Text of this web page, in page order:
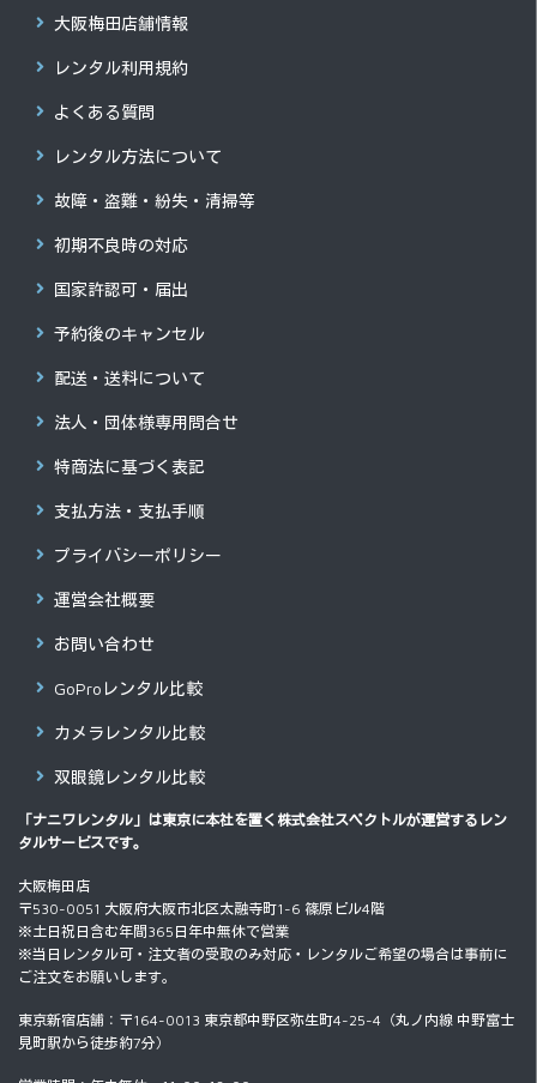
大阪梅田店舗情報
レンタル利用規約
よくある質問
レンタル方法について
故障・盗難・紛失・清掃等
初期不良時の対応
国家許認可・届出
予約後のキャンセル
配送・送料について
法人・団体様専用問合せ
特商法に基づく表記
支払方法・支払手順
プライバシーポリシー
運営会社概要
お問い合わせ
GoProレンタル比較
カメラレンタル比較
双眼鏡レンタル比較
「ナニワレンタル」は東京に本社を置く 株式会社スペクトルが運営するレン
タルサービスです。
大阪梅田店
〒530-0051 大阪府大阪市北区太融寺町1-6 篠原ビル4階
※土日祝日含む年間365日年中無休で営業
※当日レンタル可・注文者の受取のみ対応・レンタルご希望の場合は事前に
ご注文をお願いします。
東京新宿店舗：〒164-0013 東京都中野区弥生町4-25-4（丸ノ内線 中野富士
見町駅から徒歩約7分）